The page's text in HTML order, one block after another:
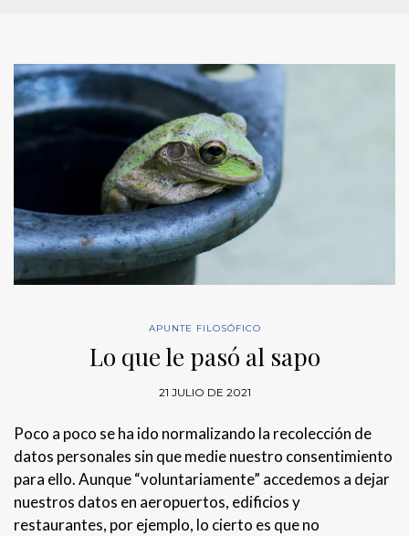
APUNTE FILOSÓFICO
Lo que le pasó al sapo
21 JULIO DE 2021
Poco a poco se ha ido normalizando la recolección de
datos personales sin que medie nuestro consentimiento
para ello. Aunque “voluntariamente” accedemos a dejar
nuestros datos en aeropuertos, edificios y
restaurantes, por ejemplo, lo cierto es que no